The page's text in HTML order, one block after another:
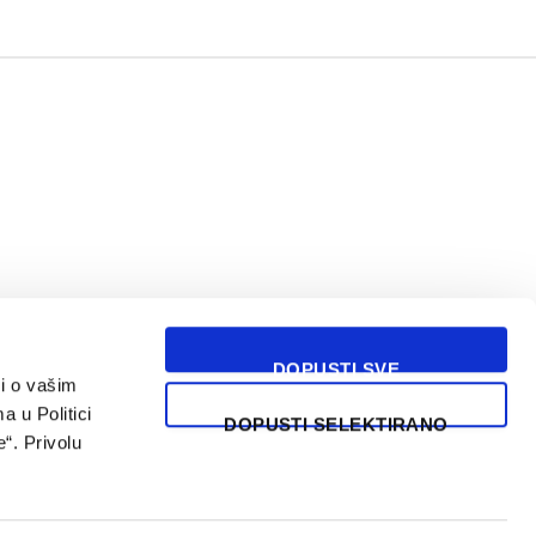
o vašim
u Politici
Privolu
DOPUSTI SVE
DOPUSTI SELEKTIRANO